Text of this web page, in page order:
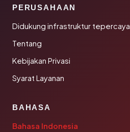
PERUSAHAAN
Didukung infrastruktur tepercaya
Tentang
Kebijakan Privasi
Syarat Layanan
BAHASA
Bahasa Indonesia